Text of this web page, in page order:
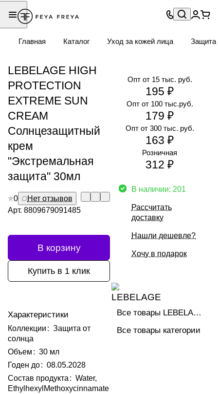
Главная Каталог Уход за кожей лица Защита
LEBELAGE HIGH
PROTECTION
EXTREME SUN
CREAM
Солнцезащитный
крем
"Экстремальная
защита" 30мл
0
Нет отзывов
Арт. 8809679091485
В корзину
Купить в 1 клик
Характеристики
Коллекции : Защита от
солнца
Объем : 30 мл
Годен до: 08.05.2028
Состав продукта : Water,
EthylhexylMethoxycinnamate
Опт от 300 тыс. руб.
163 ₽
Опт от 15 тыс. руб.
195 ₽
Опт от 100 тыс.руб.
179 ₽
Розничная
312 ₽
В наличии: 201
Рассчитать
доставку
Нашли дешевле?
Хочу в подарок
Все товары LEBELAGE
Все товары категории